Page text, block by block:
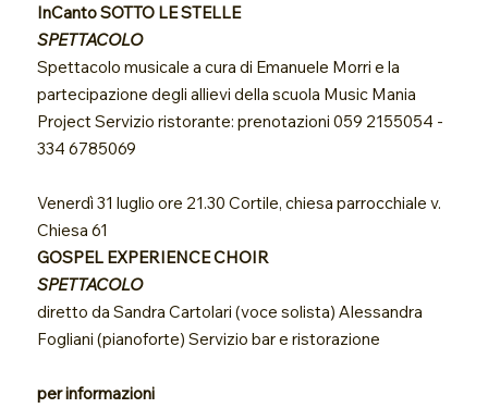
InCanto SOTTO LE STELLE
SPETTACOLO
Spettacolo musicale a cura di Emanuele Morri e la
partecipazione degli allievi della scuola Music Mania
Project Servizio ristorante: prenotazioni 059 2155054 -
334 6785069
Venerdì 31 luglio ore 21.30 Cortile, chiesa parrocchiale v.
Chiesa 61
GOSPEL EXPERIENCE CHOIR
SPETTACOLO
diretto da Sandra Cartolari (voce solista) Alessandra
Fogliani (pianoforte) Servizio bar e ristorazione
per informazioni